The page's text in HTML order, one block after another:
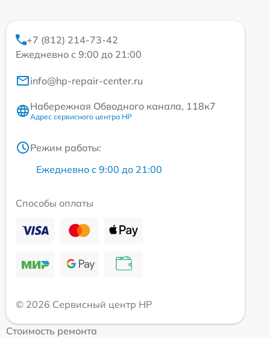
+7 (812) 214-73-42
Ежедневно с 9:00 до 21:00
info@hp-repair-center.ru
Набережная Обводного канала, 118к7
Адрес сервисного центра HP
Режим работы:
Ежедневно с 9:00 до 21:00
Способы оплаты
© 2026 Сервисный центр HP
Стоимость ремонта